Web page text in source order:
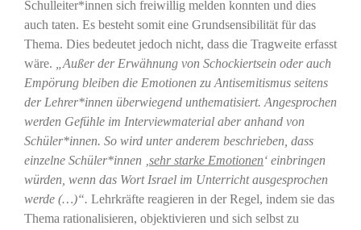
Schulleiter*innen sich freiwillig melden konnten und dies
auch taten. Es besteht somit eine Grundsensibilität für das
Thema. Dies bedeutet jedoch nicht, dass die Tragweite erfasst
wäre.
Außer der Erwähnung von Schockiertsein oder auch
Empörung bleiben die Emotionen zu Antisemitismus seitens
der Lehrer*innen überwiegend unthematisiert. Angesprochen
werden Gefühle im Interviewmaterial aber anhand von
Schüler*innen. So wird unter anderem beschrieben, dass
einzelne Schüler*innen ‚ sehr starke Emotionen‘ einbringen
würden, wenn das Wort Israel im Unterricht ausgesprochen
werde (…)“. Lehrkräfte reagieren in der Regel, indem sie das
Thema rationalisieren, objektivieren und sich selbst zu